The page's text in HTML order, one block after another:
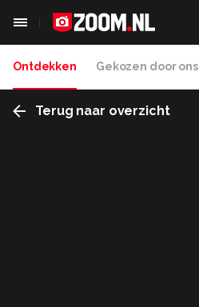
Ontdekken Gekozen door ons
Terug naar overzicht